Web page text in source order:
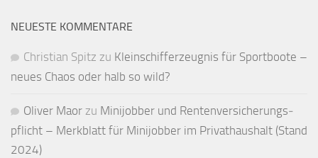
NEUESTE KOMMENTARE
Christian Spitz zu Kleinschifferzeugnis für Sportboote –
neues Chaos oder halb so wild?
Oliver Maor zu Minijobber und Renten­versicherungs­
pflicht – Merkblatt für Mini­jobber im Privat­haushalt (Stand
2024)